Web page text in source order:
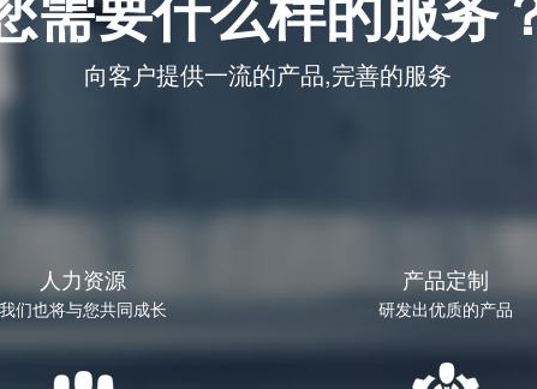
向客户提供一流的产品,完善的服务
人力资源
我们也将与您共同成长
产品定制
研发出优质的产品